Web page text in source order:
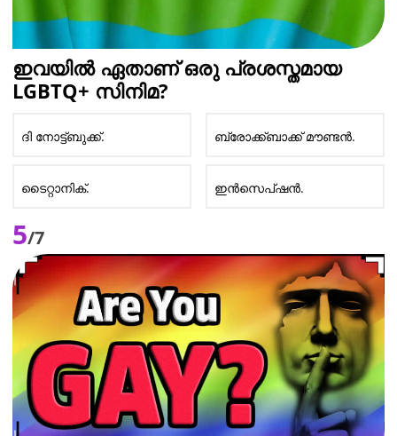
ഇവയിൽ ഏതാണ് ഒരു പ്രശസ്തമായ
LGBTQ+ സിനിമ?
ദി നോട്ട്ബുക്ക്. ബ്രോക്ക്ബാക്ക് മൗണ്ടൻ.
ടൈറ്റാനിക്. ഇൻസെപ്ഷൻ.
5/7